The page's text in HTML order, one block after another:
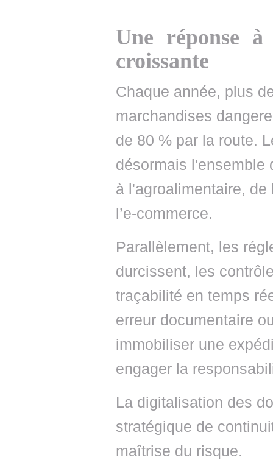
Une réponse
croissante
Chaque année, plus
marchandises
de 80 % par la route.
désormais l'ensemble
à l'agroalimentaire,
l’e-commerce.
Parallèlement, les
durcissent, les
traçabilité en temps
erreur documentaire
immobiliser une
engager la
La digitalisation des
stratégique de
maîtrise du risque.